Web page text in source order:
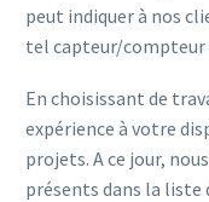
peut indiquer à nos
tel capteur/
En choisissant de
expérience à votre
projets. A ce jour,
présents dans la liste